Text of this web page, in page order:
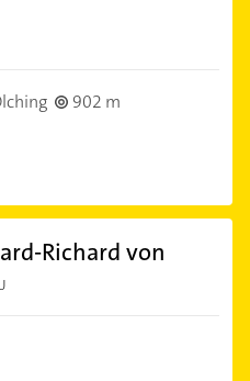
902 m
Richard von